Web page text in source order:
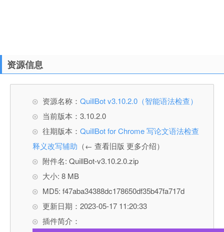
资源信息
资源名称： QuillBot v3.10.2.0（智能语法检查）
当前版本：3.10.2.0
往期版本： QuillBot for Chrome 写论文语法检查
释义改写辅助 （← 查看旧版 更多介绍）
附件名: QuillBot-v3.10.2.0.zip
大小: 8 MB
MD5: f47aba34388dc178650df35b47fa717d
更新日期：2023-05-17 11:20:33
插件简介：